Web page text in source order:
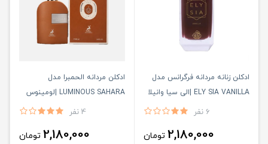
ادكلن زنانه مردانه فرگرانس مدل
ELY SIA VANILLA |الى سيا وانيلا
6 نفر
2,180,000 تومان
ادكلن مردانه الحمبرا مدل
LUMINOUS SAHARA |لومينوس
4 نفر
2,180,000 تومان